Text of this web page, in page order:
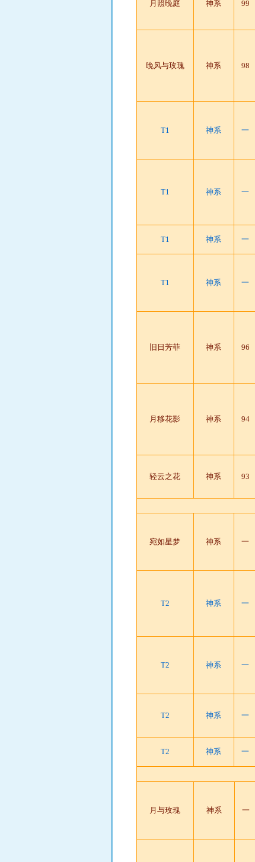
月照晚庭 神系 99
晚风与玫瑰 神系 98
T1 神系 一
T1 神系 一
T1 神系 一
T1 神系 一
旧日芳菲 神系 96
月移花影 神系 94
轻云之花 神系 93
宛如星梦 神系 一
T2 神系 一
T2 神系 一
T2 神系 一
T2 神系 一
月与玫瑰 神系 一